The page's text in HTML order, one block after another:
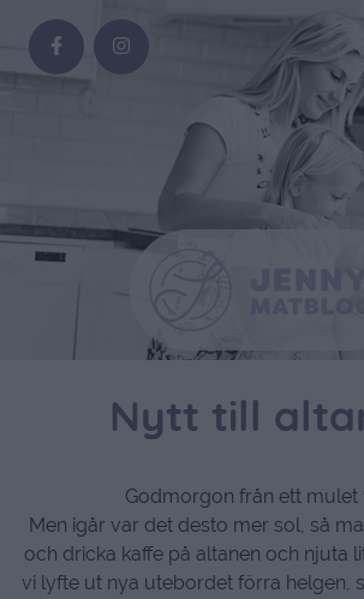
Nytt till
Godmorgon från ett mulet
Men igår var det desto mer sol, så
och dricka kaffe på altanen och njuta
vi lyfte ut nya utebordet förra helgen,